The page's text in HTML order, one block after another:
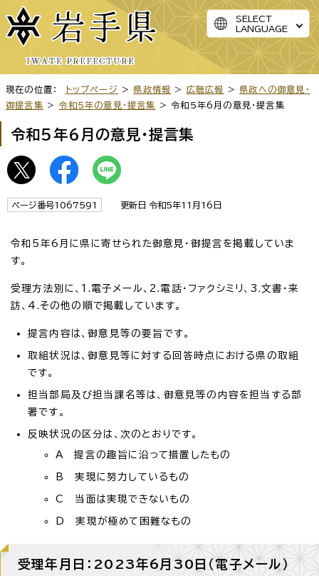
SELECT
LANGUAGE
現在の位置： トップページ > 県政情報 > 広聴広報 > 県政への御意見・
御提言集 >令和5年の意見・提言集 > 令和5年6月の意見・提言集
令和5年6月の意見・提言集
ページ番号1067591 更新日 令和5年11月16日
令和5年6月に県に寄せられた御意見・御提言を掲載していま
す。
受理方法別に、1.電子メール、2.電話・ファクシミリ、3.文書・来
訪、4.その他の順で掲載しています。
提言内容は、御意見等の要旨です。
取組状況は、御意見等に対する回答時点における県の取組
です。
担当部局及び担当課名等は、御意見等の内容を担当する部
署です。
反映状況の区分は、次のとおりです。
A 提言の趣旨に沿って措置したもの
B 実現に努力しているもの
C 当面は実現できないもの
D 実現が極めて困難なもの
受理年月日：2023年6月30日（電子メール）